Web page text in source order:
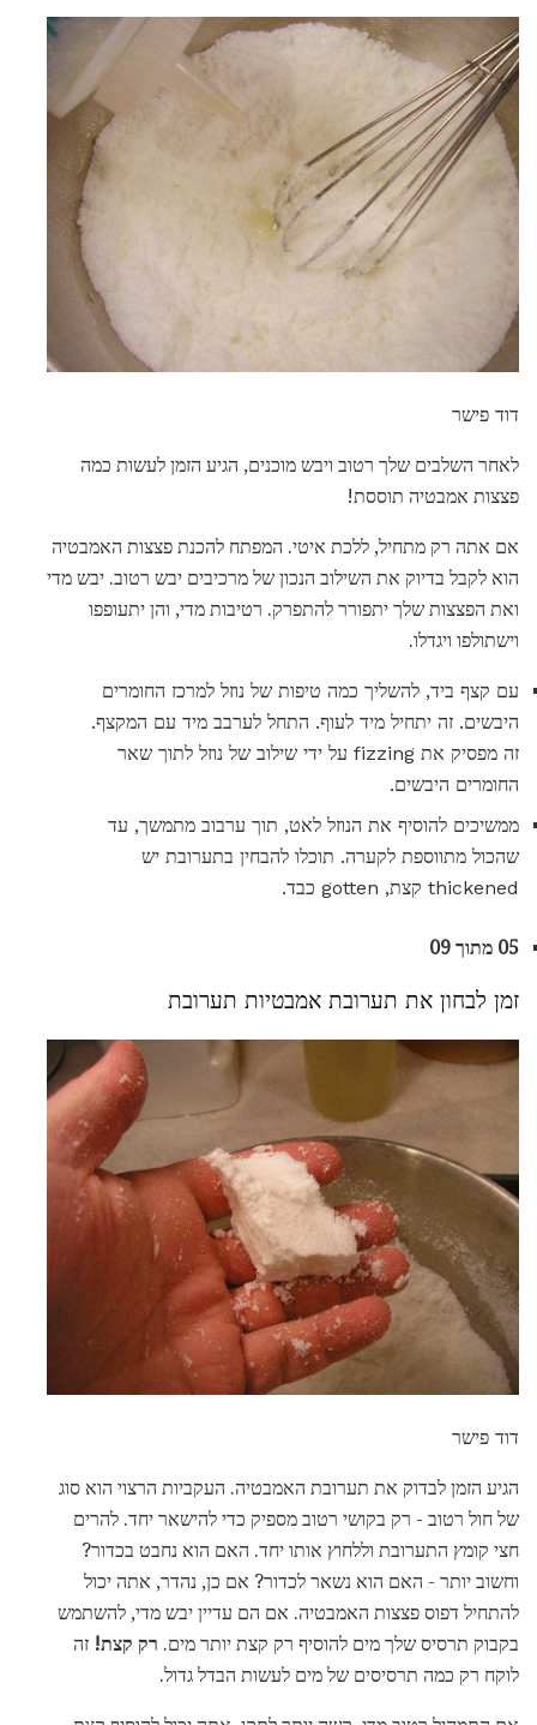
דוד פישר
לאחר השלבים שלך רטוב ויבש מוכנים, הגיע הזמן לעשות כמה
פצצות אמבטיה תוססת!
אם אתה רק מתחיל, ללכת איטי. המפתח להכנת פצצות האמבטיה
הוא לקבל בדיוק את השילוב הנכון של מרכיבים יבש רטוב. יבש מדי
ואת הפצצות שלך יתפורר להתפרק. רטיבות מדי, והן יתעופפו
וישתולפו ויגדלו.
עם קצף ביד, להשליך כמה טיפות של נוזל למרכז החומרים
היבשים. זה יתחיל מיד לעוף. התחל לערבב מיד עם המקצף.
זה מפסיק את fizzing על ידי שילוב של נוזל לתוך שאר
החומרים היבשים.
ממשיכים להוסיף את הנוזל לאט, תוך ערבוב מתמשך, עד
שהכול מתווספת לקערה. תוכלו להבחין בתערובת יש
thickened קצת, gotten כבד.
05 מתוך 09
זמן לבחון את תערובת אמבטיות תערובת
דוד פישר
הגיע הזמן לבדוק את תערובת האמבטיה. העקביות הרצוי הוא סוג
של חול רטוב - רק בקושי רטוב מספיק כדי להישאר יחד. להרים
חצי קומץ התערובת וללחוץ אותו יחד. האם הוא נחבט בכדור?
וחשוב יותר - האם הוא נשאר לכדור? אם כן, נהדר, אתה יכול
להתחיל דפוס פצצות האמבטיה. אם הם עדיין יבש מדי, להשתמש
בקבוק תרסיס שלך מים להוסיף רק קצת יותר מים. רק קצת! זה
לוקח רק כמה תרסיסים של מים לעשות הבדל גדול.